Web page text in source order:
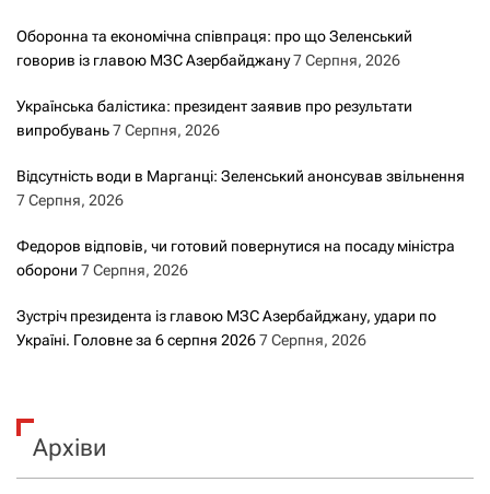
Оборонна та економічна співпраця: про що Зеленський
говорив із главою МЗС Азербайджану7 Серпня, 2026
Українська балістика: президент заявив про результати
випробувань7 Серпня, 2026
Відсутність води в Марганці: Зеленський анонсував звільнення
7 Серпня, 2026
Федоров відповів, чи готовий повернутися на посаду міністра
оборони 7 Серпня, 2026
Зустріч президента із главою МЗС Азербайджану, удари по
Україні. Головне за 6 серпня 20267 Серпня, 2026
Архіви